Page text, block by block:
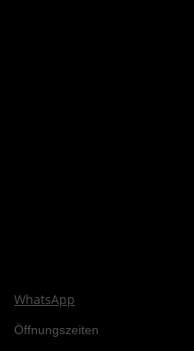
WhatsApp
Öffnungszeiten